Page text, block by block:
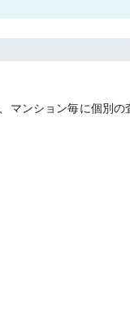
マンション毎に個別の